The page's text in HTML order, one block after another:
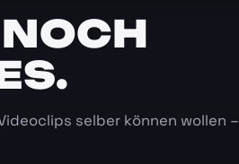
selber können wollen –